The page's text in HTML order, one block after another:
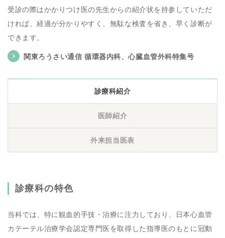
受診の際はかかりつけ医の先生からの紹介状を持参していただ
ければ、経過が分かりやすく、無駄な検査を省き、早く診断が
できます。
関東ろうさい通信 循環器内科、心臓血管外科特集号
診療科紹介
医師紹介
外来担当医表
診療科の特色
当科では、特に観血的手技・治療に注力しており、日本心血管
カテーテル治療学会認定専門医を取得した指導医のもとに冠動